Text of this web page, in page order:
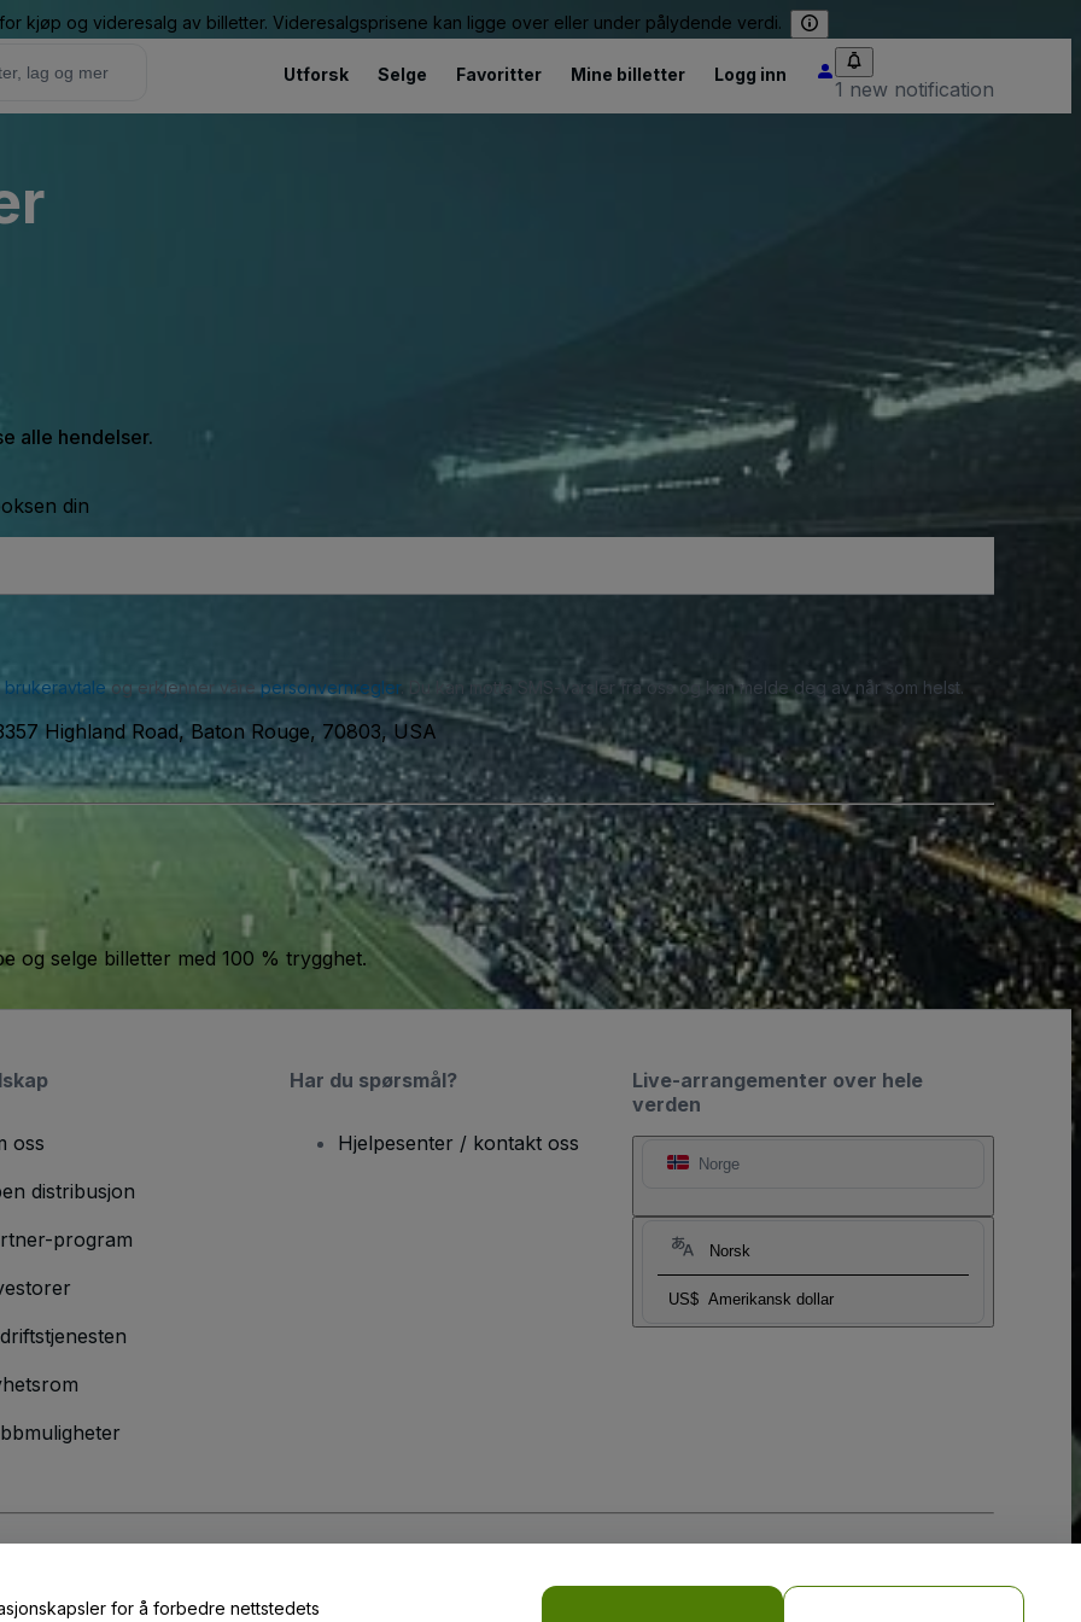
kjøp og videresalg av billetter. Videresalgsprisene kan ligge over eller under pålydende verdi.
Utforsk Selge Favoritter Mine billetter Logg inn
1 new notification
alle hendelser.
din
brukeravtaleog erkjenner vårepersonvernregler. Du kan motta SMS-varsler fra oss og kan melde deg av når som helst.
Highland Road, Baton Rouge, 70803, USA
og selge billetter med 100 % trygghet.
Live-arrangementer over hele
verden
Norge
Norsk
US$ Amerikansk dollar
oss
distribusjon
program
Har du spørsmål?
Hjelpesenter / kontakt oss
Retningslinjer for informasjonskapslerogRetningslinjer for personvern for mobil
for å forbedre nettstedets